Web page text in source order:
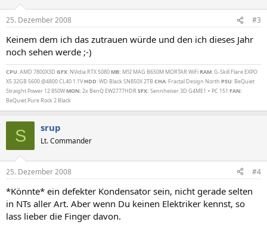
25. Dezember 2008 #3
Keinem dem ich das zutrauen würde und den ich dieses Jahr
noch sehen werde ;-)
CPU: AMD 7800X3D GFX: NVidia RTX 5080 MB: MSI MAG B650M MORTAR WiFi RAM: G-Skill Flare EXPO
X5 32GB 5600 @4800 CL40 1.1VHDD: WD Black SN850X 2TBCHA: Fractal Design North PSU: BeQuiet
Straight Power 12 850W MON: 2x BenQ EW2777HDRSFX: Sennheiser 3D G4ME1 + PC 151 FAN:
BeQuiet Pure Rock 2 Black
S srup
Lt. Commander
25. Dezember 2008 #4
*Könnte* ein defekter Kondensator sein, nicht gerade selten
in NTs aller Art. Aber wenn Du keinen Elektriker kennst, so
lass lieber die Finger davon.